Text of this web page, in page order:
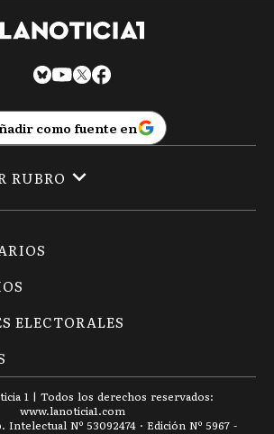
como fuente en
ELECTORALES
RUBRO
1 | Todos los derechos reservados:
www.lanoticia1.com
Nº 53092474 · Edición Nº 5967 -